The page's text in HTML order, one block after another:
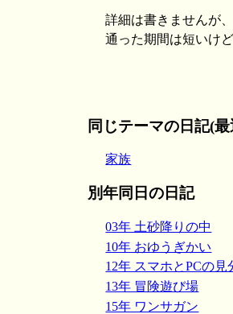
詳細は書きませんが
通った期間は短いけ
同じテーマの日記(
家族
別年同日の日記
03年 土砂降りの中
10年 おゆうぎかい
12年 スマホとPCの見
13年 冒険遊び場
15年 ワンサガン